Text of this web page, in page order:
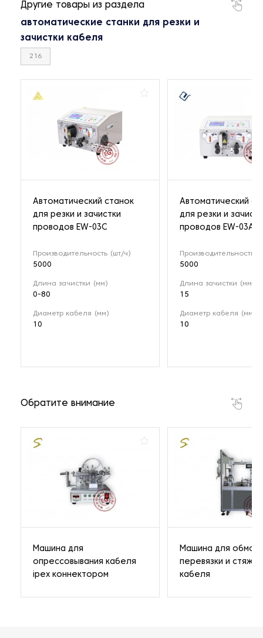
Другие товары из раздела
автоматические станки для резки и
зачистки кабеля
216
Автоматический станок
для резки и зачистки
проводов EW-03С
Производительность (шт/ч)
5000
Длина зачистки (мм)
0-80
Диаметр кабеля (мм)
10
Автоматический
для резки и
проводов EW-03A
Производительность
5000
Длина зачистки (мм)
15
Диаметр кабеля (мм)
10
Обратите внимание
Машина для
опрессовывания кабеля
ipex коннектором
Машина для
перевязки и стяжки
кабеля